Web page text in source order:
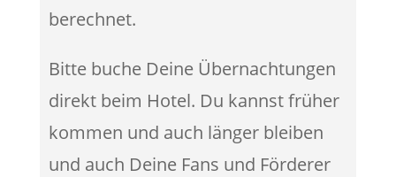
berechnet.
Bitte buche Deine Übernachtungen
direkt beim Hotel. Du kannst früher
kommen und auch länger bleiben
und auch Deine Fans und Förderer